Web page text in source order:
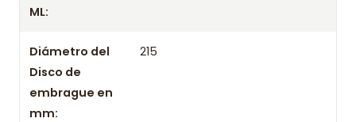
ML:
Diámetro del
Disco de
embrague en
mm:
215